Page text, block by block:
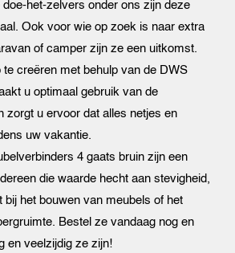
doe-het-zelvers onder ons zijn deze
Ook voor wie op zoek is naar extra
of camper zijn ze een uitkomst.
te creëren met behulp van de DWS
u optimaal gebruik van de
zorgt u ervoor dat alles netjes en
uw vakantie.
4 gaats bruin zijn een
die waarde hecht aan stevigheid,
bij het bouwen van meubels of het
Bestel ze vandaag nog en
en veelzijdig ze zijn!